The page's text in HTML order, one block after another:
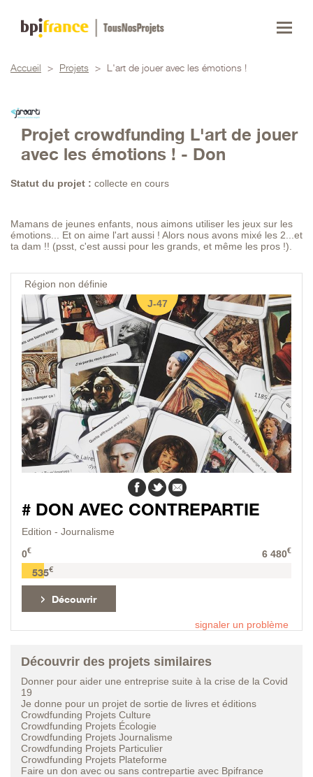
Accueil > Projets > L'art de jouer avec les émotions !
Projet crowdfunding L'art de jouer
avec les émotions ! - Don
Statut du projet : collecte en cours
Mamans de jeunes enfants, nous aimons utiliser les jeux sur les
émotions... Et on aime l'art aussi ! Alors nous avons mixé les 2...et
ta dam !! (psst, c'est aussi pour les grands, et même les pros !).
Région non définie
J-47
# DON AVEC CONTREPARTIE
Edition - Journalisme
0€ 6 480€
535€
Découvrir
signaler un problème
Découvrir des projets similaires
Donner pour aider une entreprise suite à la crise de la Covid
19
Je donne pour un projet de sortie de livres et éditions
Crowdfunding Projets Culture
Crowdfunding Projets Écologie
Crowdfunding Projets Journalisme
Crowdfunding Projets Particulier
Crowdfunding Projets Plateforme
Faire un don avec ou sans contrepartie avec Bpifrance